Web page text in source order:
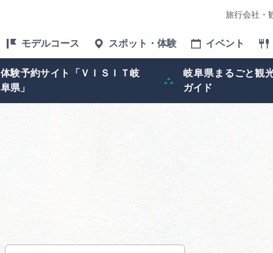
旅行会社・
モデルコース スポット・体験 イベント
体験予約サイト「ＶＩＳＩＴ岐
阜県」
岐阜県まるごと観
ガイド
ぎふ旅レポーター記事